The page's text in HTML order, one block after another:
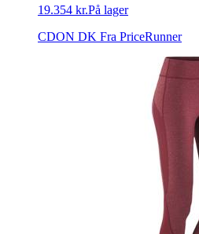
19.354 kr.På lager
CDON DK Fra PriceRunner